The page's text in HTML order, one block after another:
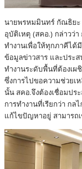
นายพรหมมินทร์ กัณธิยะ
อุบัติเหตุ (สคอ.) กล่าวว่
ทำงานเพื่อให้ทุกภาคีได้
ข้อมูลข่าวสาร และประ
ทำงานระดับพื้นที่ต้องเ
ซึ่งการไปขอความช่วยเ
นั้น สคอ.จึงต้องเชื่อมปร
การทำงานที่เรียกว่า ก
แก้ไขปัญหาอยู่ สามารถ